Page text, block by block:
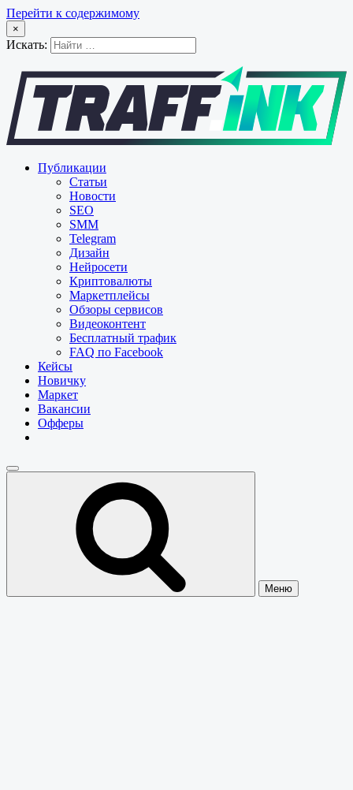
Перейти к содержимому
×
Искать:
Публикации
Статьи
Новости
SEO
SMM
Telegram
Дизайн
Нейросети
Криптовалюты
Маркетплейсы
Обзоры сервисов
Видеоконтент
Бесплатный трафик
FAQ по Facebook
Кейсы
Новичку
Маркет
Вакансии
Офферы
Меню